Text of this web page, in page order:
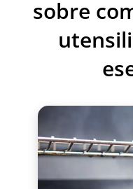
Manual de
Técnico -
sobre